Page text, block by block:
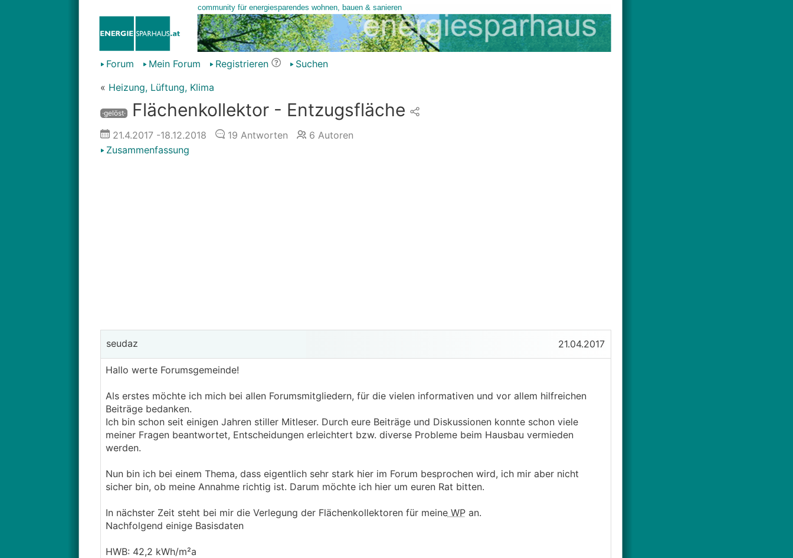
Forum Mein Forum Registrieren
Suchen
« Heizung, Lüftung, Klima
·gelöst· Flächenkollektor - Entzugsfläche
21.4.2017 -18.12.2018 19 Antworten 6 Autoren
Zusammenfassung
seudaz 21.04.2017
Hallo werte Forumsgemeinde!
Als erstes möchte ich mich bei allen Forumsmitgliedern, für die vielen informativen und vor allem hilfreichen
Beiträge bedanken.
Ich bin schon seit einigen Jahren stiller Mitleser. Durch eure Beiträge und Diskussionen konnte schon viele
meiner Fragen beantwortet, Entscheidungen erleichtert bzw. diverse Probleme beim Hausbau vermieden
werden.
Nun bin ich bei einem Thema, dass eigentlich sehr stark hier im Forum besprochen wird, ich mir aber nicht
sicher bin, ob meine Annahme richtig ist. Darum möchte ich hier um euren Rat bitten.
In nächster Zeit steht bei mir die Verlegung der Flächenkollektoren für meineWPan.
Nachfolgend einige Basisdaten
HWB: 42,2 kWh/m²a